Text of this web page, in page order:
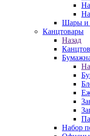
Шары и
Канцтовары
Назад
Набор